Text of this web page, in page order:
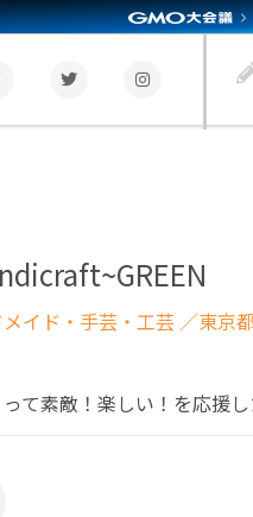
イド・手芸・工芸 ／東京
て素敵！楽しい！を応援